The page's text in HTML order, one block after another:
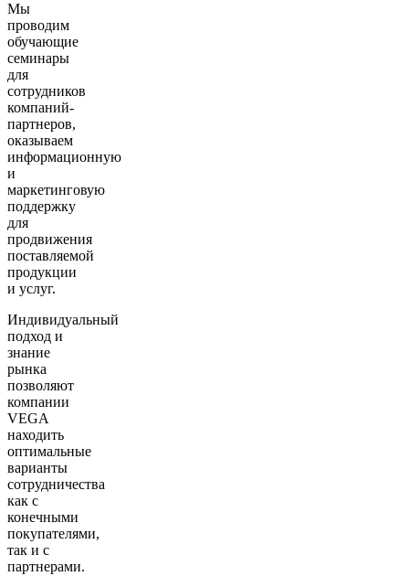
Мы
проводим
обучающие
семинары
для
сотрудников
компаний-
партнеров,
оказываем
информационную
и
маркетинговую
поддержку
для
продвижения
поставляемой
продукции
и услуг.
Индивидуальный
подход и
знание
рынка
позволяют
компании
VEGA
находить
оптимальные
варианты
сотрудничества
как с
конечными
покупателями,
так и с
партнерами.